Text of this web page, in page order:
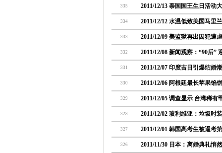
335 2011/12/13 泰国国王生日活动
334 2011/12/12 水温低致美国马里
333 2011/12/09 美监狱再出囚犯遭
332 2011/12/08 新闻观察：“90后”
331 2011/12/07 印度吉日引爆结婚
330 2011/12/06 阿根廷最长苹果馅
329 2011/12/05 调查显示 台湾稀有
328 2011/12/02 玻利维亚：垃圾时
327 2011/12/01 韩国高考生被逼考
326 2011/11/30 日本：离婚典礼悄